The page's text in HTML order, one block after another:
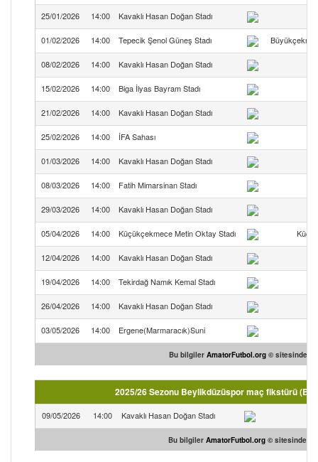
25/01/2026 14:00 Kavaklı Hasan Doğan Stadı
01/02/2026 14:00 Tepecik Şenol Güneş Stadı
08/02/2026 14:00 Kavaklı Hasan Doğan Stadı
15/02/2026 14:00 Biga İlyas Bayram Stadı
21/02/2026 14:00 Kavaklı Hasan Doğan Stadı
25/02/2026 14:00 İFA Sahası
01/03/2026 14:00 Kavaklı Hasan Doğan Stadı
08/03/2026 14:00 Fatih Mimarsinan Stadı
29/03/2026 14:00 Kavaklı Hasan Doğan Stadı
05/04/2026 14:00 Küçükçekmece Metin Oktay Stadı
12/04/2026 14:00 Kavaklı Hasan Doğan Stadı
19/04/2026 14:00 Tekirdağ Namık Kemal Stadı
26/04/2026 14:00 Kavaklı Hasan Doğan Stadı
03/05/2026 14:00 Ergene(Marmaracık)Suni
Bu bilgiler AmatorFutbol.org© sitesinden
2025/26 Sezonu Beylikdüzüspor maç fikstürü
09/05/2026 14:00 Kavaklı Hasan Doğan Stadı
Bu bilgiler AmatorFutbol.org © sitesinden